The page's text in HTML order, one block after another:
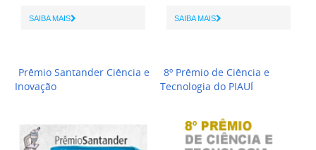
SAIBA MAIS SAIBA MAIS
Prêmio Santander Ciência e
Inovação
8º Prêmio de Ciência e
Tecnologia do PIAUÍ